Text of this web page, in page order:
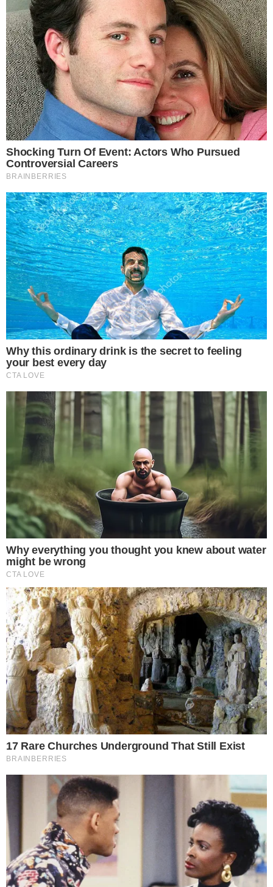
ถ้ายังดื่มกาแฟดำผสมน้ำมะนาวไม่ค่อยเป็น ให้ฝึกดื่มไปเรื่อยๆก็จะ
เกิดความเคยชิน เพราะประโยชน์ที่ได้มันคุ้มมากเพียงแลกกับความ
อร่อย ลองจากดื่มร้อนๆให้เคยชินเสียก่อน ต่อมาอาจจะดื่มเป็นเครื่อง
ดื่มเย็นบ้างก็ได้ แล้วแต่ความชอบของแต่ละคน หลังจากนั้นก็ดื่มให้
บ่อยอย่ างเป็นประจำ จะส่งผลให้แก่ร่างกายอย่ างมหาศาลเลยที
เดียว
ขอขอบคุณที่มา Postsod